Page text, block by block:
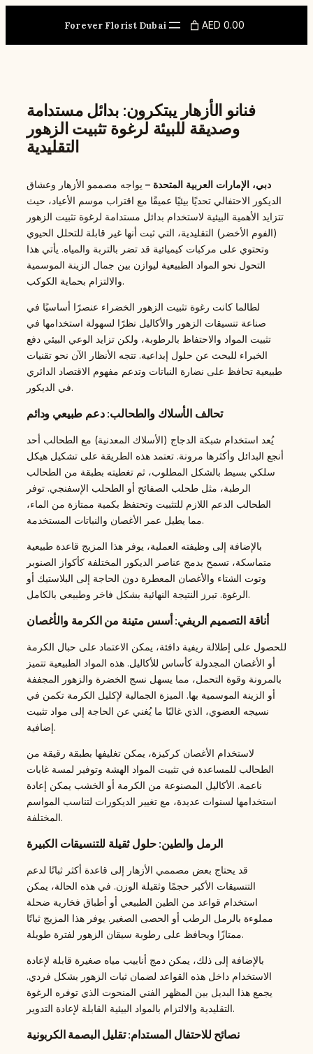
Forever Florist Dubai AED 0.00
فنانو الأزهار يبتكرون: بدائل مستدامة
وصديقة للبيئة لرغوة تثبيت الزهور
التقليدية
دبي، الإمارات العربية المتحدة – يواجه مصممو الأزهار وعشاق
الديكور الاحتفالي تحديًا بيئيًا عميقًا مع اقتراب موسم الأعياد، حيث
تتزايد الأهمية البيئية لاستخدام بدائل مستدامة لرغوة تثبيت الزهور
(الفوم الأخضر) التقليدية، التي ثبت أنها غير قابلة للتحلل الحيوي
وتحتوي على مركبات كيميائية قد تضر بالتربة والمياه. يأتي هذا
التحول نحو المواد الطبيعية ليوازن بين جمال الزينة الموسمية
والالتزام بحماية الكوكب.
لطالما كانت رغوة تثبيت الزهور الخضراء عنصرًا أساسيًا في
صناعة تنسيقات الزهور والأكاليل نظرًا لسهولة استخدامها في
تثبيت المواد والاحتفاظ بالرطوبة، ولكن تزايد الوعي البيئي دفع
الخبراء للبحث عن حلول إبداعية. تتجه الأنظار الآن نحو تقنيات
طبيعية تحافظ على نضارة النباتات وتدعم مفهوم الاقتصاد الدائري
في الديكور.
تحالف الأسلاك والطحالب: دعم طبيعي ودائم
يُعد استخدام شبكة الدجاج (الأسلاك المعدنية) مع الطحالب أحد
أنجع البدائل وأكثرها مرونة. تعتمد هذه الطريقة على تشكيل هيكل
سلكي بسيط بالشكل المطلوب، ثم تغطيته بطبقة من الطحالب
الرطبة، مثل طحلب الصفائح أو الطحلب الإسفنجي. توفر
الطحالب الدعم اللازم للتثبيت وتحتفظ بكمية ممتازة من الماء،
مما يطيل عمر الأغصان والنباتات المستخدمة.
بالإضافة إلى وظيفته العملية، يوفر هذا المزيج قاعدة طبيعية
متماسكة، تسمح بدمج عناصر الديكور المختلفة كأكواز الصنوبر
وتوت الشتاء والأغصان المعطرة دون الحاجة إلى البلاستيك أو
الرغوة. تبرز النتيجة النهائية بشكل فاخر وطبيعي بالكامل.
أناقة التصميم الريفي: أسس متينة من الكرمة والأغصان
للحصول على إطلالة ريفية دافئة، يمكن الاعتماد على حبال الكرمة
أو الأغصان المجدولة كأساس للأكاليل. هذه المواد الطبيعية تتميز
بالمرونة وقوة التحمل، مما يسهل نسج الخضرة والزهور المجففة
أو الزينة الموسمية بها. الميزة الجمالية لإكليل الكرمة تكمن في
نسيجه العضوي، الذي غالبًا ما يُغني عن الحاجة إلى مواد تثبيت
إضافية.
لاستخدام الأغصان كركيزة، يمكن تغليفها بطبقة رقيقة من
الطحالب للمساعدة في تثبيت المواد الهشة وتوفير لمسة غابات
ناعمة. الأكاليل المصنوعة من الكرمة أو الخشب يمكن إعادة
استخدامها لسنوات عديدة، مع تغيير الديكورات لتناسب المواسم
المختلفة.
الرمل والطين: حلول ثقيلة للتنسيقات الكبيرة
قد يحتاج بعض مصممي الأزهار إلى قاعدة أكثر ثباتًا لدعم
التنسيقات الأكبر حجمًا وثقيلة الوزن. في هذه الحالة، يمكن
استخدام قواعد من الطين الطبيعي أو أطباق فخارية ضحلة
مملوءة بالرمل الرطب أو الحصى الصغير. يوفر هذا المزيج ثباتًا
ممتازًا ويحافظ على رطوبة سيقان الزهور لفترة طويلة.
بالإضافة إلى ذلك، يمكن دمج أنابيب مياه صغيرة قابلة لإعادة
الاستخدام داخل هذه القواعد لضمان ثبات الزهور بشكل فردي.
يجمع هذا البديل بين المظهر الفني المنحوت الذي توفره الرغوة
التقليدية والالتزام بالمواد البيئية القابلة لإعادة التدوير.
نصائح للاحتفال المستدام: تقليل البصمة الكربونية